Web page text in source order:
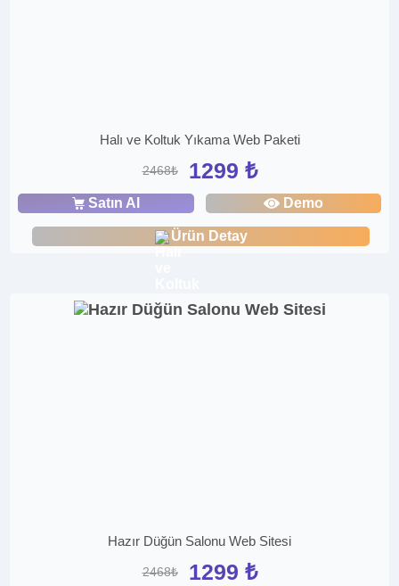
Halı ve Koltuk Yıkama Web Paketi
2468₺ 1299 ₺
Satın Al Demo
Ürün Detay
Hazır Düğün Salonu Web Sitesi
2468₺ 1299 ₺